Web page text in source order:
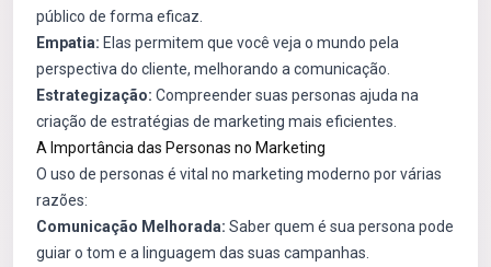
público de forma eficaz.
Empatia: Elas permitem que você veja o mundo pela
perspectiva do cliente, melhorando a comunicação.
Estrategização: Compreender suas personas ajuda na
criação de estratégias de marketing mais eficientes.
A Importância das Personas no Marketing
O uso de personas é vital no marketing moderno por várias
razões:
Comunicação Melhorada: Saber quem é sua persona pode
guiar o tom e a linguagem das suas campanhas.